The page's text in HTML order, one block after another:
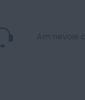
Am nevoie